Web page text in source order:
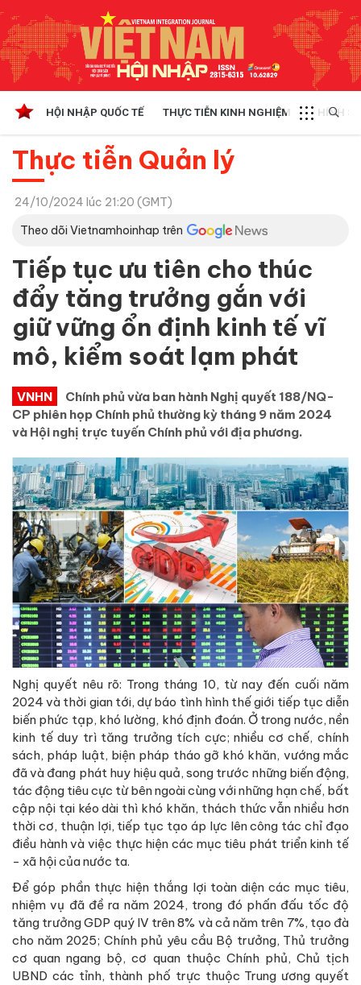
HỘI NHẬP QUỐC TẾ THỰC TIỄN KINH NGHIỆM CHÍNH
Thực tiễn Quản lý
24/10/2024 lúc 21:20 (GMT)
Theo dõi Vietnamhoinhap trên
Tiếp tục ưu tiên cho thúc
đẩy tăng trưởng gắn với
giữ vững ổn định kinh tế vĩ
mô, kiểm soát lạm phát
VNHN
Chính phủ vừa ban hành Nghị quyết 188/NQ-
CP phiên họp Chính phủ thường kỳ tháng 9 năm 2024
và Hội nghị trực tuyến Chính phủ với địa phương.
Nghị quyết nêu rõ: Trong tháng 10, từ nay đến cuối năm
2024 và thời gian tới, dự báo tình hình thế giới tiếp tục diễn
biến phức tạp, khó lường, khó định đoán. Ở trong nước, nền
kinh tế duy trì tăng trưởng tích cực; nhiều cơ chế, chính
sách, pháp luật, biện pháp tháo gỡ khó khăn, vướng mắc
đã và đang phát huy hiệu quả, song trước những biến động,
tác động tiêu cực từ bên ngoài cùng với những hạn chế, bất
cập nội tại kéo dài thì khó khăn, thách thức vẫn nhiều hơn
thời cơ, thuận lợi, tiếp tục tạo áp lực lên công tác chỉ đạo
điều hành và việc thực hiện các mục tiêu phát triển kinh tế
- xã hội của nước ta.
Để góp phần thực hiện thắng lợi toàn diện các mục tiêu,
nhiệm vụ đã đề ra năm 2024, trong đó phấn đấu tốc độ
tăng trưởng GDP quý IV trên 8% và cả năm trên 7%, tạo đà
cho năm 2025; Chính phủ yêu cầu Bộ trưởng, Thủ trưởng
cơ quan ngang bộ, cơ quan thuộc Chính phủ, Chủ tịch
UBND các tỉnh, thành phố trực thuộc Trung ương quyết